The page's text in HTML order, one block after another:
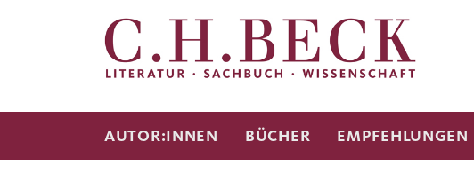
AUTOR:INNEN BÜCHER EMPFEHLUNGEN